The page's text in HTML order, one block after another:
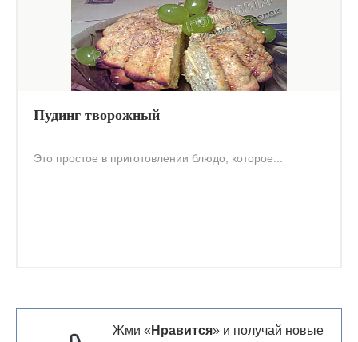
Пудинг творожный
Это простое в приготовлении блюдо, которое...
Жми « Нравится» и получай новые